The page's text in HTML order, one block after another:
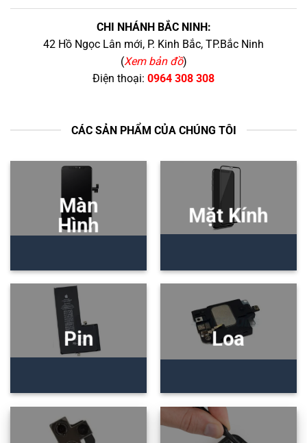
CHI NHÁNH BẮC NINH:
42 Hồ Ngọc Lân mới, P. Kinh Bắc, TP.Bắc Ninh
(Xem bản đồ)
Điện thoại: 0964 308 308
CÁC SẢN PHẨM CỦA CHÚNG TÔI
Màn
Hình
Mặt Kính
Pin Loa